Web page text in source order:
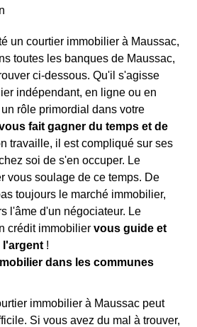
un courtier immobilier à Maussac,
toutes les banques de Maussac,
ci-dessous. Qu'il s'agisse
indépendant, en ligne ou en
rôle primordial dans votre
fait gagner du temps et de
travaille, il est compliqué sur ses
soi de s'en occuper. Le
vous soulage de ce temps. De
toujours le marché immobilier,
l'âme d'un négociateur. Le
crédit immobilier vous guide et
l'argent !
dans les communes
immobilier à Maussac peut
Si vous avez du mal à trouver,